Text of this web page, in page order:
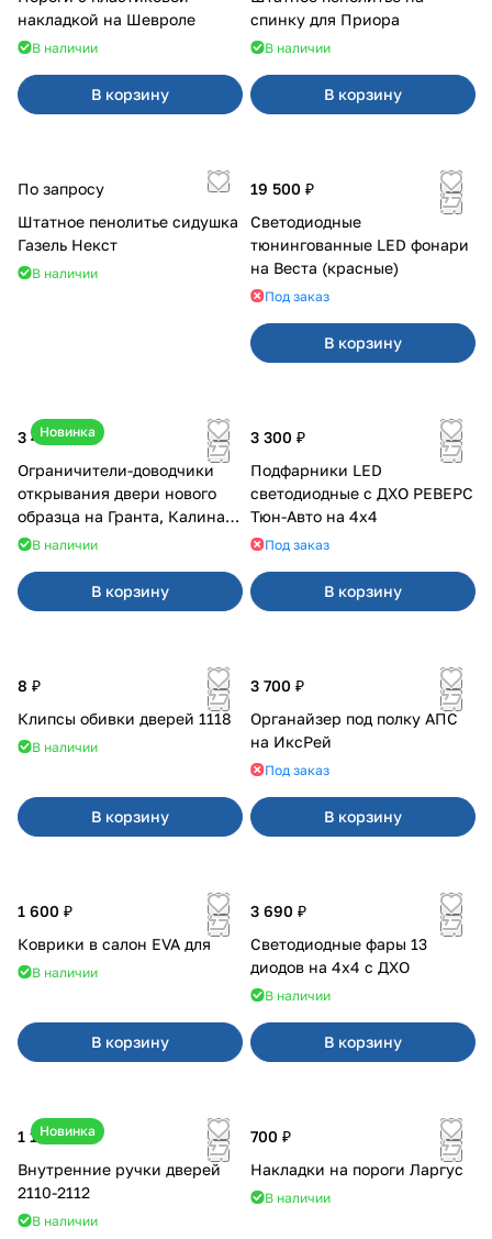
накладкой на Шевроле
В наличии
В корзину
спинку для Приора
В наличии
В корзину
По запросу
Штатное пенолитье сидушка
Газель Некст
В наличии
19 500 ₽
Светодиодные
тюнингованные LED фонари
на Веста (красные)
Под заказ
В корзину
Новинка
3 400 ₽
Ограничители-доводчики
открывания двери нового
образца на Гранта, Калина 2,
Урбан
В наличии
В корзину
3 300 ₽
Подфарники LED
светодиодные с ДХО РЕВЕРС
Тюн-Авто на 4x4
Под заказ
В корзину
8 ₽
Клипсы обивки дверей 1118
В наличии
В корзину
3 700 ₽
Органайзер под полку АПС
на ИксРей
Под заказ
В корзину
1 600 ₽
Коврики в салон EVA для
В наличии
В корзину
3 690 ₽
Светодиодные фары 13
диодов на 4x4 с ДХО
В наличии
В корзину
Новинка
1 170 ₽
Внутренние ручки дверей
2110-2112
В наличии
700 ₽
Накладки на пороги Ларгус
В наличии